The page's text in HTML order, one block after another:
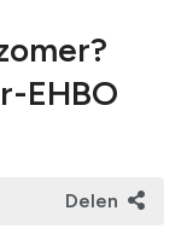
EHBO
Delen